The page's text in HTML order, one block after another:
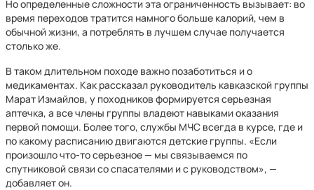
Но определенные сложности эта ограниченность вызывает: во
время переходов тратится намного больше калорий, чем в
обычной жизни, а потреблять в лучшем случае получается
столько же.
В таком длительном походе важно позаботиться и о
медикаментах. Как рассказал руководитель кавказской группы
Марат Измайлов, у походников формируется серьезная
аптечка, а все члены группы владеют навыками оказания
первой помощи. Более того, службы МЧС всегда в курсе, где и
по какому расписанию двигаются детские группы. «Если
произошло что-то серьезное — мы связываемся по
спутниковой связи со спасателями и с руководством», —
добавляет он.